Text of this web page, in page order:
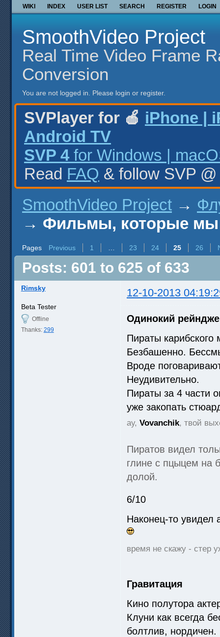
WIKI INDEX USER LIST SEARCH REGISTER LOGIN
SmoothVideo Project
Real Time Video Frame
Conversion
You are not logged in. Please login or register.
SVPlayer for 🍎 iPhone |
Android TV
SVP 4 for Windows |
Read FAQ & follow SVP
SmoothVideo Project →
→ Фильмы, которые мы
Pages Previous 1 23 24 25 26
Posts: 601 to 625 of 633
Rimsky 12-10-2013
Beta Tester
Offline
Thanks: 299
Одинокий
Пираты
Безбашенно.
Вроде
Неудивительно.
Пираты за 4 части
уже закопать
ау, Vovanchik, твой
Пиратов видел
глине с пцыцем на
долой.
6/10
Наконец-то увидел
время не скажу - стер
Гравитация
Кино полутора
Клуни как всегда
болтлив, нордичен.